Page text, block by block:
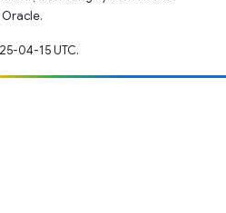
04-15 UTC.